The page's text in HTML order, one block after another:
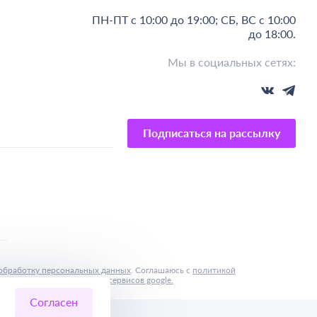
ПН-ПТ с 10:00 до 19:00; СБ, ВС с 10:00
до 18:00.
Мы в социальных сетях:
Подписаться на рассылку
персональных данных. Соглашаюсь с политикой
предоставления услуг сервисов google.
Согласен